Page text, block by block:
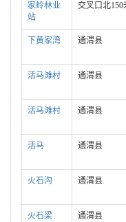
家岭林业
站
交叉口北150
下黄家湾 通渭县
活马滩村 通渭县
活马滩村 通渭县
活马 通渭县
火石沟 通渭县
火石梁 通渭县